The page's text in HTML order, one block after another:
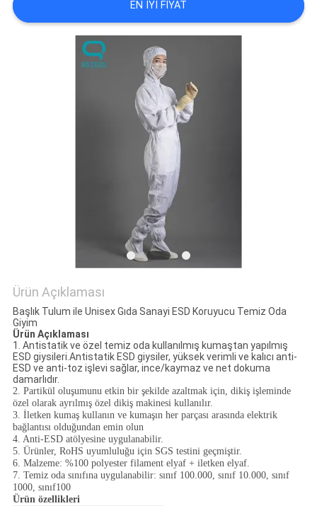
TEKLIF
EN IYI FIYAT
Ürün Açıklaması
Başlık Tulum ile Unisex Gıda Sanayi ESD Koruyucu Temiz Oda
Giyim
Ürün Açıklaması
1 . Antistatik ve özel temiz oda kullanılmış kumaştan yapılmış
ESD giysileri.Antistatik ESD giysiler, yüksek verimli ve kalıcı anti-
ESD ve anti-toz işlevi sağlar, ince/kaymaz ve net dokuma
damarlıdır.
2. Partikül oluşumunu etkin bir şekilde azaltmak için, dikiş işleminde
özel olarak ayrılmış özel dikiş makinesi kullanılır.
3. İletken kumaş kullanın ve kumaşın her parçası arasında elektrik
bağlantısı olduğundan emin olun
4. Anti-ESD atölyesine uygulanabilir.
5. Ürünler, RoHS uyumluluğu için SGS testini geçmiştir.
6. Malzeme: %100 polyester filament elyaf + iletken elyaf.
7. Temiz oda sınıfına uygulanabilir: sınıf 100.000, sınıf 10.000, sınıf
1000, sınıf100
Ürün özellikleri